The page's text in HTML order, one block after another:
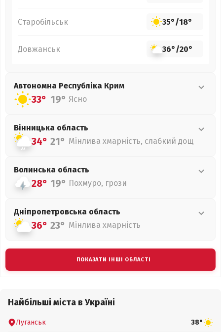
Старобільськ 35°/18°
Довжанськ 36°/20°
Автономна Республіка Крим
33° 19° Ясно
Вінницька область
34° 21° Мінлива хмарність, слабкий дощ
Волинська область
28° 19° Похмуро, грози
Дніпропетровська область
36° 23° Мінлива хмарність
ПОКАЗАТИ ІНШІ ОБЛАСТІ
Найбільші міста в Україні
Луганськ 38°